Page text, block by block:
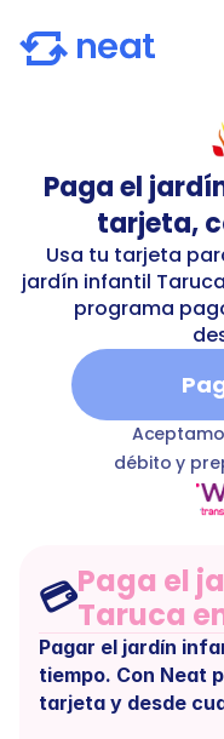
Paga el
tarjeta,
Usa tu tarjeta
jardín infantil
programa
tarucaT
débito y
💳Paga el
Taruca
Pagar el jardín
tiempo. Con Neat
tarjeta y desde